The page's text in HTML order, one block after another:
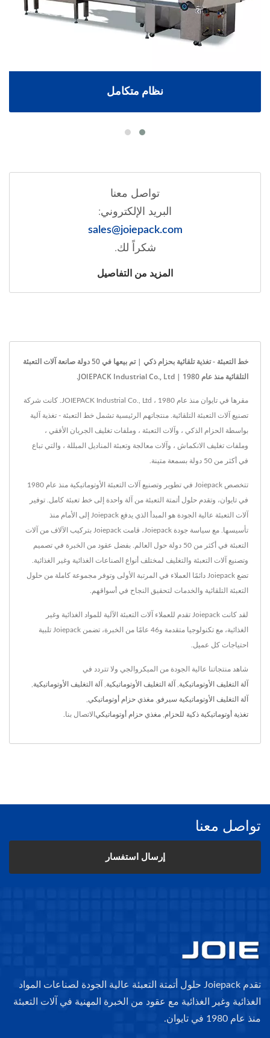
نظام متكامل
تواصل معنا
البريد الإلكتروني:
sales@joiepack.com
شكراً لك.
المزيد من التفاصيل
خط التعبئة - تغذية تلقائية بحزام ذكي | تم بيعها في 50 دولة صانعة آلات التعبئة
التلقائية منذ عام 1980 | JOIEPACK Industrial Co., Ltd.
مقرها في تايوان منذ عام 1980 ، JOIEPACK Industrial Co., Ltd. كانت شركة
تصنيع آلات التعبئة التلقائية. منتجاتهم الرئيسية تشمل خط التعبئة - تغذية آلية
بواسطة الحزام الذكي ، وآلات التعبئة ، وملفات تغليف الجريان الأفقي ،
وملفات تغليف الانكماش ، وآلات معالجة وتعبئة المناديل المبللة ، والتي تباع
في أكثر من 50 دولة بسمعة متينة.
تتخصص Joiepack في تطوير وتصنيع آلات التعبئة الأوتوماتيكية منذ عام 1980
في تايوان، وتقدم حلول أتمتة التعبئة من آلة واحدة إلى خط تعبئة كامل. توفير
آلات التعبئة عالية الجودة هو المبدأ الذي يدفع Joiepack إلى الأمام منذ
تأسيسها. مع سياسة جودة Joiepack، قامت Joiepack بتركيب الآلاف من آلات
التعبئة في أكثر من 50 دولة حول العالم. بفضل عقود من الخبرة في تصميم
وتصنيع آلات التعبئة والتغليف لمختلف أنواع الصناعات الغذائية وغير الغذائية.
تضع Joiepack دائمًا العملاء في المرتبة الأولى وتوفر مجموعة كاملة من حلول
التعبئة التلقائية والخدمات لتحقيق النجاح في أسواقهم.
لقد كانت Joiepack تقدم للعملاء آلات التعبئة الآلية للمواد الغذائية وغير
الغذائية، مع تكنولوجيا متقدمة و46 عامًا من الخبرة، تضمن Joiepack تلبية
احتياجات كل عميل.
شاهد منتجاتنا عالية الجودة من الميكروالجي ولا تتردد في
آلة التغليف الأوتوماتيكية آلة التغليف الأوتوماتيكية آلة التغليف الأوتوماتيكية
آلة التغليف الأوتوماتيكية سيرفو مغذي حزام أوتوماتيكي
تغذية أوتوماتيكية ذكية للحزام مغذي حزام أوتوماتيكي الاتصال بنا
تواصل معنا
إرسال استفسار
تقدم Joiepack حلول أتمتة التعبئة عالية الجودة لصناعات المواد
الغذائية وغير الغذائية مع عقود من الخبرة المهنية في آلات التعبئة
منذ عام 1980 في تايوان.